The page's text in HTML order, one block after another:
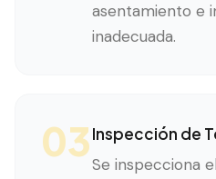
asentamiento e
inadecuada.
03Inspección de
Se inspecciona